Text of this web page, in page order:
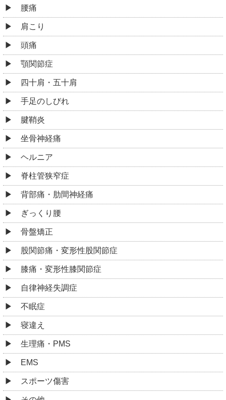
腰痛
肩こり
頭痛
顎関節症
四十肩・五十肩
手足のしびれ
腱鞘炎
坐骨神経痛
ヘルニア
脊柱管狭窄症
背部痛・肋間神経痛
ぎっくり腰
骨盤矯正
股関節痛・変形性股関節症
膝痛・変形性膝関節症
自律神経失調症
不眠症
寝違え
生理痛・PMS
EMS
スポーツ傷害